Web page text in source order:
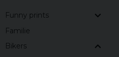
Funny prints
Familie
Bikers